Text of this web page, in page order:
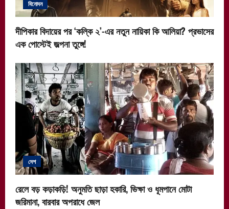
বিনোদন
দীপিকার বিদায়ের পর ‘কল্কি ২’-এর নতুন নায়িকা কি আলিয়া? প্রভাসের
এক পোস্টেই জল্পনা তুঙ্গে!
দেশ
রেলে বড় কড়াকড়ি! অনুমতি ছাড়া হকারি, ভিক্ষা ও ধূমপানে মোটা
জরিমানা, বারবার অপরাধে জেল